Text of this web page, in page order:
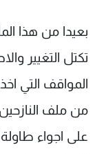
بعيدا من هذا
تكتل التغيير
المواقف التي
من ملف
على اجواء